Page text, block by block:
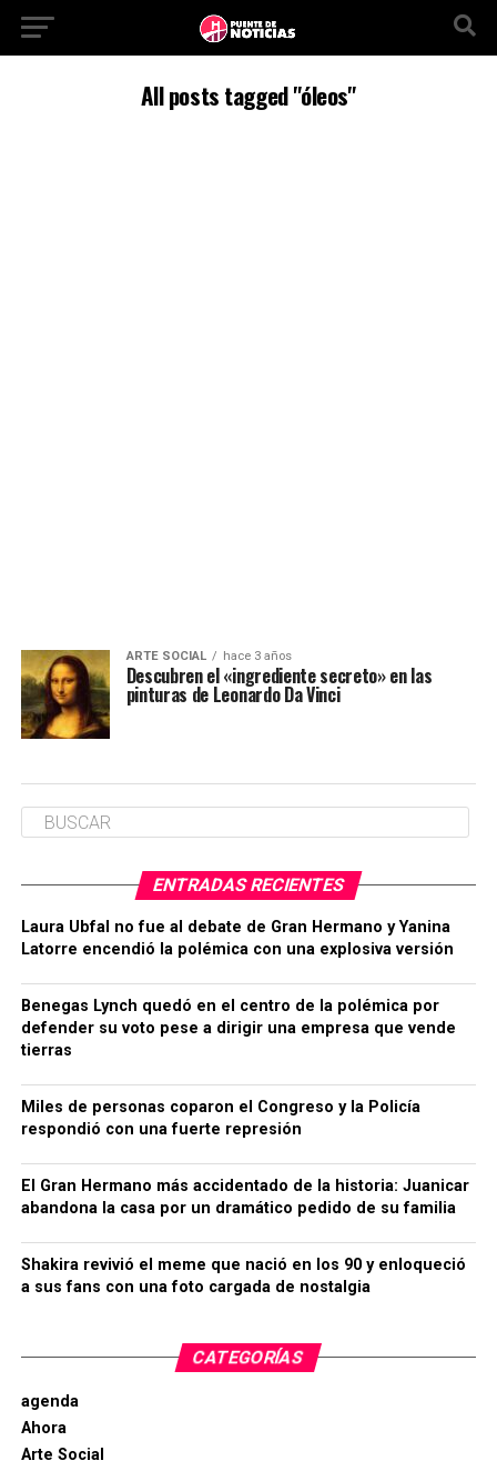
All posts tagged "óleos"
ARTE SOCIAL hace 3 años
Descubren el «ingrediente secreto» en las
pinturas de Leonardo Da Vinci
ENTRADAS RECIENTES
Laura Ubfal no fue al debate de Gran Hermano y Yanina
Latorre encendió la polémica con una explosiva versión
Benegas Lynch quedó en el centro de la polémica por
defender su voto pese a dirigir una empresa que vende
tierras
Miles de personas coparon el Congreso y la Policía
respondió con una fuerte represión
El Gran Hermano más accidentado de la historia: Juanicar
abandona la casa por un dramático pedido de su familia
Shakira revivió el meme que nació en los 90 y enloqueció
a sus fans con una foto cargada de nostalgia
CATEGORÍAS
agenda
Ahora
Arte Social